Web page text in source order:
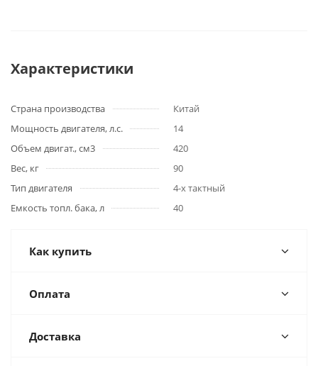
Характеристики
Страна производства
Китай
Мощность двигателя, л.с.
14
Объем двигат., см3
420
Вес, кг
90
Тип двигателя
4-х тактный
Емкость топл. бака, л
40
Как купить
Оплата
Доставка